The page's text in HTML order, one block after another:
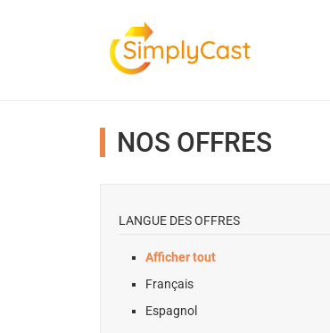
NOS OFFRES
LANGUE DES OFFRES
Afficher tout
Français
Espagnol